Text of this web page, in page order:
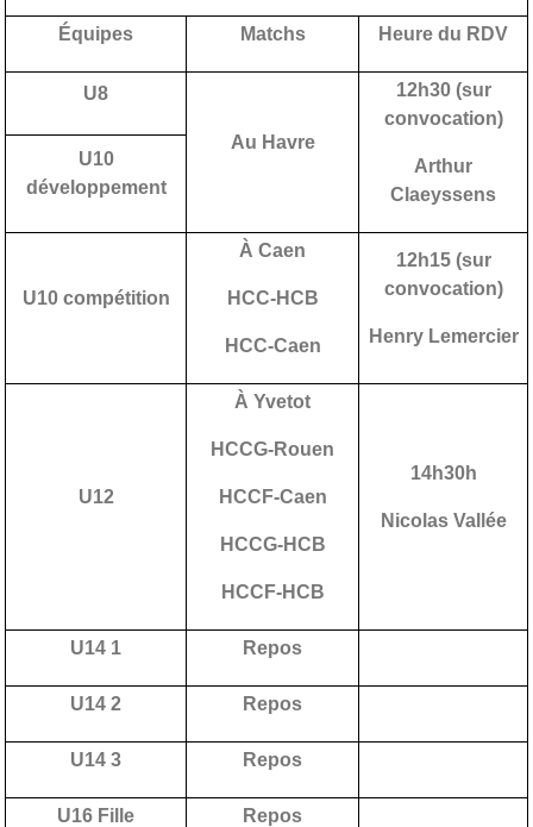
Équipes Matchs Heure du RDV
U8
Au Havre
12h30 (sur
convocation)
Arthur
Claeyssens
U10
développement
U10 compétition
À Caen
HCC-HCB
HCC-Caen
12h15 (sur
convocation)
Henry Lemercier
U12
À Yvetot
HCCG-Rouen
HCCF-Caen
HCCG-HCB
HCCF-HCB
14h30h
Nicolas Vallée
U14 1 Repos
U14 2 Repos
U14 3 Repos
U16 Fille Repos